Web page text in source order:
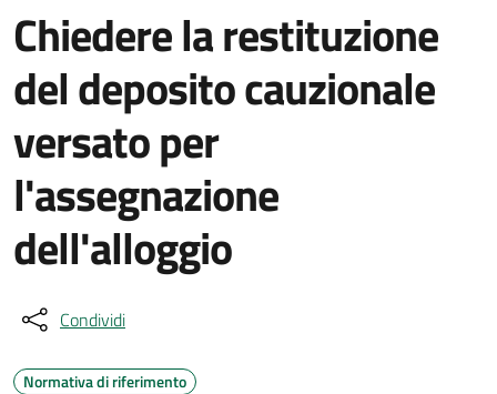
Chiedere la restituzione
del deposito cauzionale
versato per
l'assegnazione
dell'alloggio
Condividi
Normativa di riferimento